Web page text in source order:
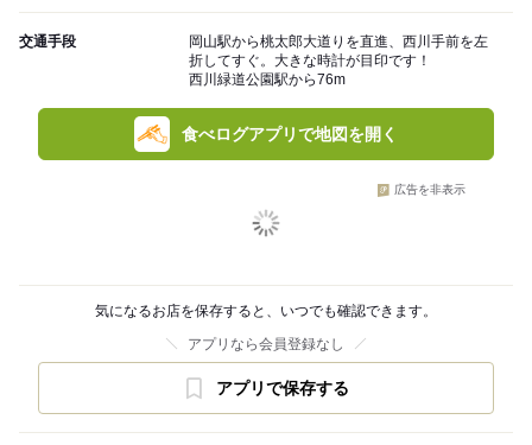
交通手段
岡山駅から桃太郎大道りを直進、西川手前を左
折してすぐ。大きな時計が目印です！
西川緑道公園駅から76m
食べログアプリで地図を開く
広告を非表示
気になるお店を保存すると、いつでも確認できます。
アプリなら会員登録なし
アプリで保存する